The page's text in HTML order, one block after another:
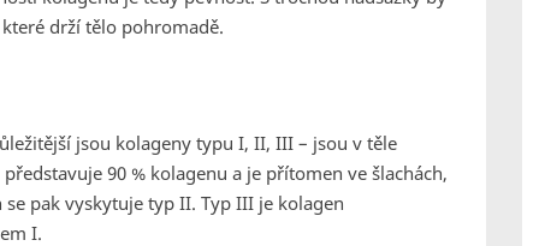
drží tělo pohromadě.
jsou kolageny typu I, II, III – jsou v těle
90 % kolagenu a je přítomen ve šlachách,
pak vyskytuje typ II. Typ III je kolagen
I.